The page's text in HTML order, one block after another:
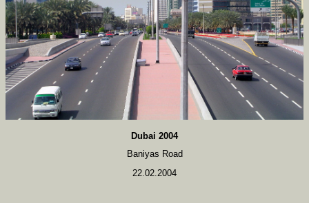
Dubai 2004
Baniyas Road
22.02.2004